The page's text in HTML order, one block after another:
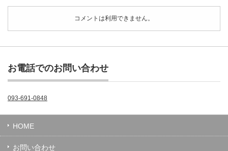
コメントは利用できません。
お電話でのお問い合わせ
093-691-0848
HOME
お問い合わせ